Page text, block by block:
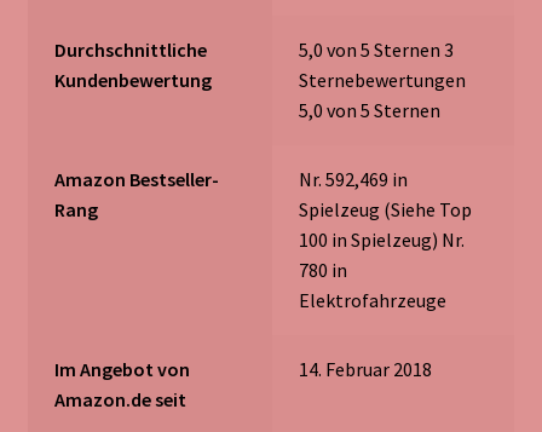
Durchschnittliche
Kundenbewertung
5,0 von 5 Sternen 3
Sternebewertungen
5,0 von 5 Sternen
Amazon Bestseller-
Rang
Nr. 592,469 in
Spielzeug (Siehe Top
100 in Spielzeug) Nr.
780 in
Elektrofahrzeuge
Im Angebot von
Amazon.de seit
14. Februar 2018